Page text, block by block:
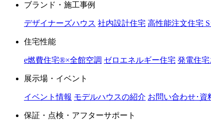
ブランド・施工事例
デザイナーズハウス 社内設計住宅 高性能注文住宅
住宅性能
e燃費住宅®︎×全館空調 ゼロエネルギー住宅 発電住
展示場・イベント
イベント情報 モデルハウスの紹介 お問い合わせ･資
保証・点検・アフターサポート